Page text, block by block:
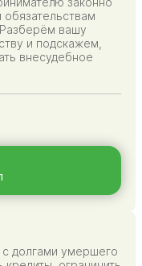
обязательствам
вашу
и подскажем,
внесудебное
долгами умершего